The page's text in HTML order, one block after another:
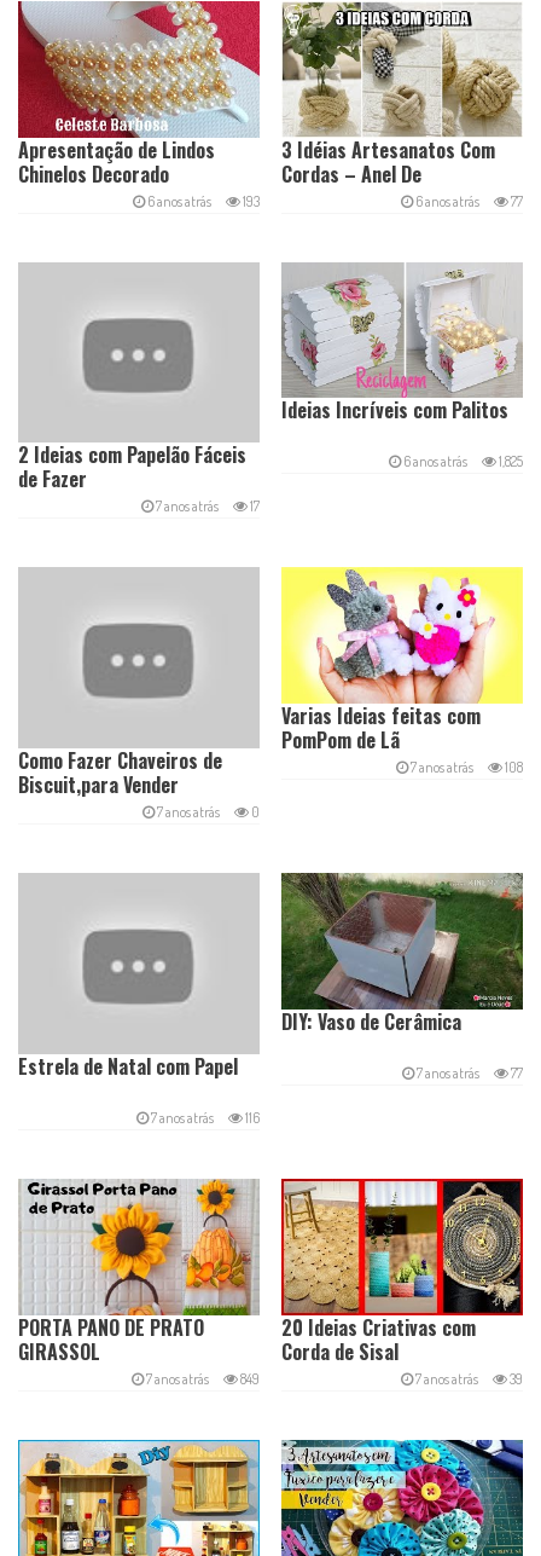
3 Idéias Artesanatos Com
Cordas – Anel De
6 anos atrás 77
Apresentação de Lindos
Chinelos Decorado
6 anos atrás 193
Ideias Incríveis com Palitos
6 anos atrás 1,825
2 Ideias com Papelão Fáceis
de Fazer
7 anos atrás 17
Varias Ideias feitas com
PomPom de Lã
7 anos atrás 108
Como Fazer Chaveiros de
Biscuit,para Vender
7 anos atrás 0
DIY: Vaso de Cerâmica
7 anos atrás 77
Estrela de Natal com Papel
7 anos atrás 116
20 Ideias Criativas com
Corda de Sisal
7 anos atrás 39
PORTA PANO DE PRATO
GIRASSOL
7 anos atrás 849